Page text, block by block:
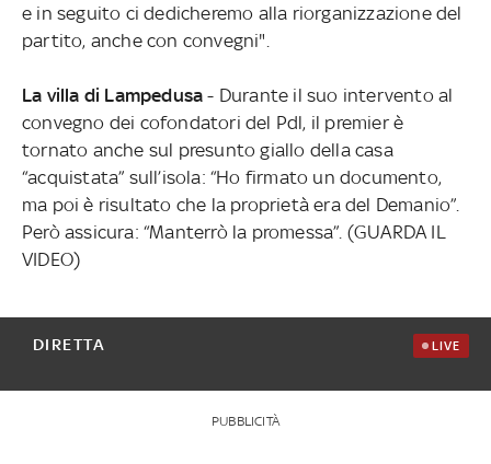
e in seguito ci dedicheremo alla riorganizzazione del
partito, anche con convegni".
La villa di Lampedusa- Durante il suo intervento al
convegno dei cofondatori del Pdl, il premier è
tornato anche sul presunto giallo della casa
“acquistata” sull’isola: “Ho firmato un documento,
ma poi è risultato che la proprietà era del Demanio”.
Però assicura: “Manterrò la promessa”. (GUARDA IL
VIDEO)
DIRETTA LIVE
PUBBLICITÀ